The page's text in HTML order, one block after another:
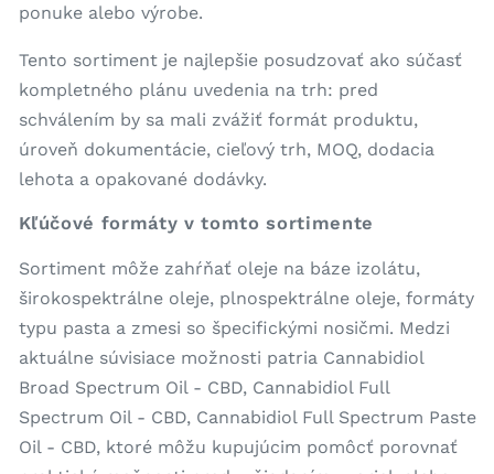
ponuke alebo výrobe.
Tento sortiment je najlepšie posudzovať ako súčasť
kompletného plánu uvedenia na trh: pred
schválením by sa mali zvážiť formát produktu,
úroveň dokumentácie, cieľový trh, MOQ, dodacia
lehota a opakované dodávky.
Kľúčové formáty v tomto sortimente
Sortiment môže zahŕňať oleje na báze izolátu,
širokospektrálne oleje, plnospektrálne oleje, formáty
typu pasta a zmesi so špecifickými nosičmi. Medzi
aktuálne súvisiace možnosti patria Cannabidiol
Broad Spectrum Oil - CBD, Cannabidiol Full
Spectrum Oil - CBD, Cannabidiol Full Spectrum Paste
Oil - CBD, ktoré môžu kupujúcim pomôcť porovnať